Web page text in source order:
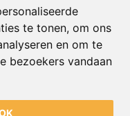
te tonen, om ons
en om te
bezoekers vandaan
4
121
17:00 uur